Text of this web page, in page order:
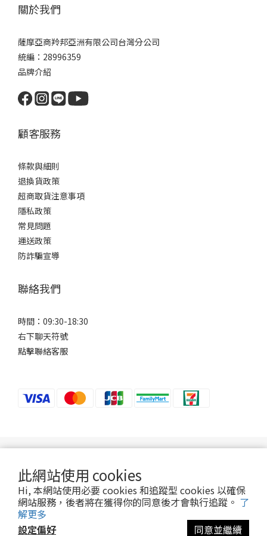
此網站使用 cookies
Hi, 本網站使用必要 cookies 和追蹤型 cookies 以確保
網站服務，後者將在獲得你的同意後才會執行追蹤。 了
解更多
設定偏好
同意並繼續
關於我們
薩摩亞商羚邦亞洲有限公司台灣分公司
統編：28996359
品牌介紹
顧客服務
條款與細則
退換貨政策
超商取貨注意事項
隱私政策
常見問題
運送政策
防詐騙宣導
聯絡我們
時間：09:30-18:30
右下聊天符號
點擊聯絡客服
2024 ©Ani-Mall